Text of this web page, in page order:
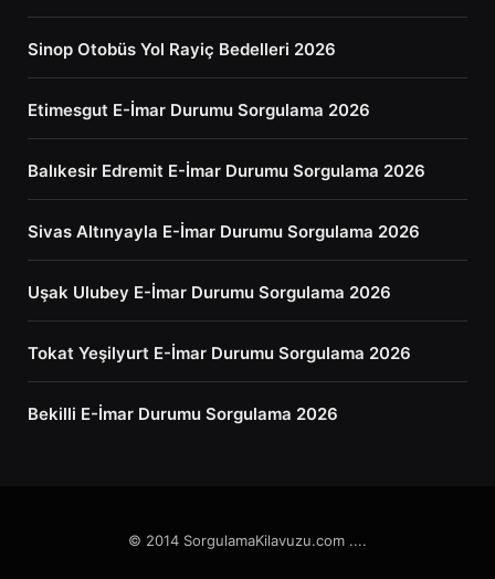
Sinop Otobüs Yol Rayiç Bedelleri 2026
Etimesgut E-İmar Durumu Sorgulama 2026
Balıkesir Edremit E-İmar Durumu Sorgulama 2026
Sivas Altınyayla E-İmar Durumu Sorgulama 2026
Uşak Ulubey E-İmar Durumu Sorgulama 2026
Tokat Yeşilyurt E-İmar Durumu Sorgulama 2026
Bekilli E-İmar Durumu Sorgulama 2026
© 2014 SorgulamaKilavuzu.com ....